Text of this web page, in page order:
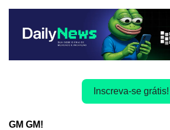
Inscreva-se grátis!
GM GM!